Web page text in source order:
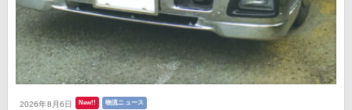
2026年8月6日 New!! 物流ニュース